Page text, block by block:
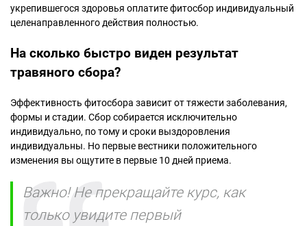
укрепившегося здоровья оплатите фитосбор индивидуальный
целенаправленного действия полностью.
На сколько быстро виден результат
травяного сбора?
Эффективность фитосбора зависит от тяжести заболевания,
формы и стадии. Сбор собирается исключительно
индивидуально, по тому и сроки выздоровления
индивидуальны. Но первые вестники положительного
изменения вы ощутите в первые 10 дней приема.
Важно! Не прекращайте курс, как
только увидите первый